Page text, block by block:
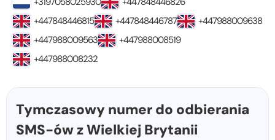
+447848446815
+447848446787
+447988009638
+447988009563
+447988008519
+447988008232
Tymczasowy numer do odbierania
SMS-ów z Wielkiej Brytanii